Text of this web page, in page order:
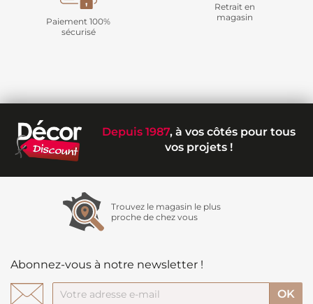
Paiement 100%
sécurisé
Retrait en
magasin
Depuis 1987, à vos côtés pour tous
vos projets !
Trouvez le magasin le plus
proche de chez vous
Abonnez-vous à notre newsletter !